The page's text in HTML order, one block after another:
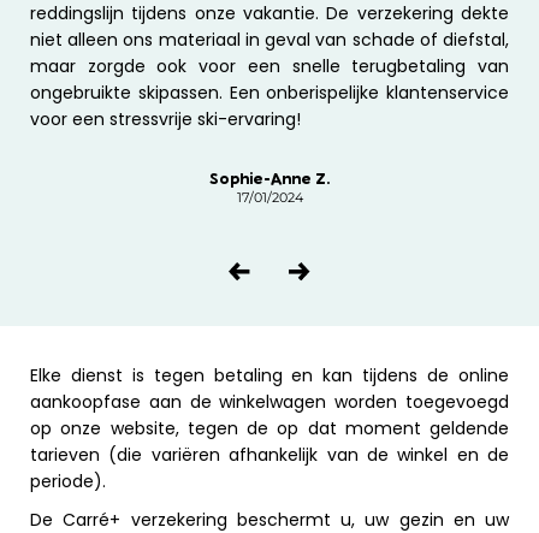
reddingslijn tijdens onze vakantie. De verzekering dekte
niet alleen ons materiaal in geval van schade of diefstal,
maar zorgde ook voor een snelle terugbetaling van
ongebruikte skipassen. Een onberispelijke klantenservice
voor een stressvrije ski-ervaring!
Sophie-Anne Z.
17/01/2024
Elke dienst is tegen betaling en kan tijdens de online
aankoopfase aan de winkelwagen worden toegevoegd
op onze website, tegen de op dat moment geldende
tarieven (die variëren afhankelijk van de winkel en de
periode).
De Carré+ verzekering beschermt u, uw gezin en uw